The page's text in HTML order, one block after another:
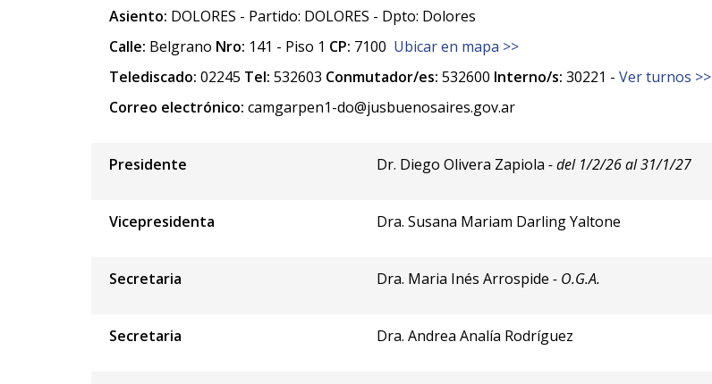
Asiento: DOLORES - Partido: DOLORES - Dpto: Dolores
Calle: Belgrano Nro: 141 - Piso 1 CP: 7100 Ubicar en mapa >>
Telediscado: 02245 Tel: 532603 Conmutador/es: 532600 Interno/s: 30221 - Ver turnos >>
Correo electrónico: camgarpen1-do@jusbuenosaires.gov.ar
Presidente Dr. Diego Olivera Zapiola - del 1/2/26 al 31/1/27
Vicepresidenta Dra. Susana Mariam Darling Yaltone
Secretaria Dra. Maria Inés Arrospide - O.G.A.
Secretaria Dra. Andrea Analía Rodríguez